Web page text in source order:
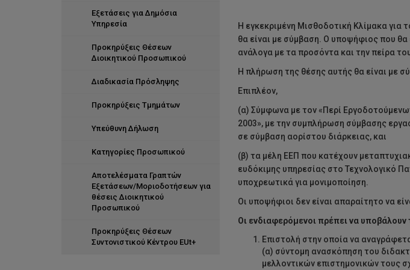
Το προσωπικό σε αριθμούς
Εξετάσεις για Δημόσια
Υπηρεσία
Προκηρύξεις Θέσεων
Διοικητικού Προσωπικού
Διαδικασία Πρόσληψης
Προκηρύξεις Τμημάτων
Υπεύθυνη Δήλωση
Κατηγορίες Προσωπικού
Αποτελέσματα Γραπτών
Εξετάσεων/Μοριοδοτήσεων για
θέσεις Διοικητικού
Προσωπικού
Προκηρύξεις Θέσεων
Συντονιστικού Κέντρου EUt+
Η εγκεκριμένη Μισθοδοτική Κλίμακα
θα είναι με σύμβαση. Ο υποψήφιος που
ανάλογα με τα προσόντα και την πείρα
Η πλήρωση της θέσης αυτής θα είναι με
Επιπλέον,
(α) Σύμφωνα με τον «Περί
2003», με την συμπλήρωση σύμβασης
σε σύμβαση αορίστου διάρκειας, και
(β) τα μέλη ΕΕΠ που κατέχουν
ευδόκιμης υπηρεσίας στο Τεχνολογικό
υποχρεωτικά για μονιμοποίηση.
Οι υποψήφιοι δεν είναι απαραίτητο να
Οι ενδιαφερόμενοι πρέπει να
Επιστολή στην οποία να
(α) σύντομη ανασκόπηση του
μελλοντικών επιστημονικών τους